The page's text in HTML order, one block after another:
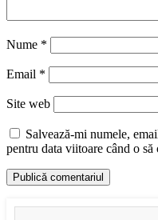
Nume *
Email *
Site web
Salvează-mi numele,
pentru data viitoare când o să